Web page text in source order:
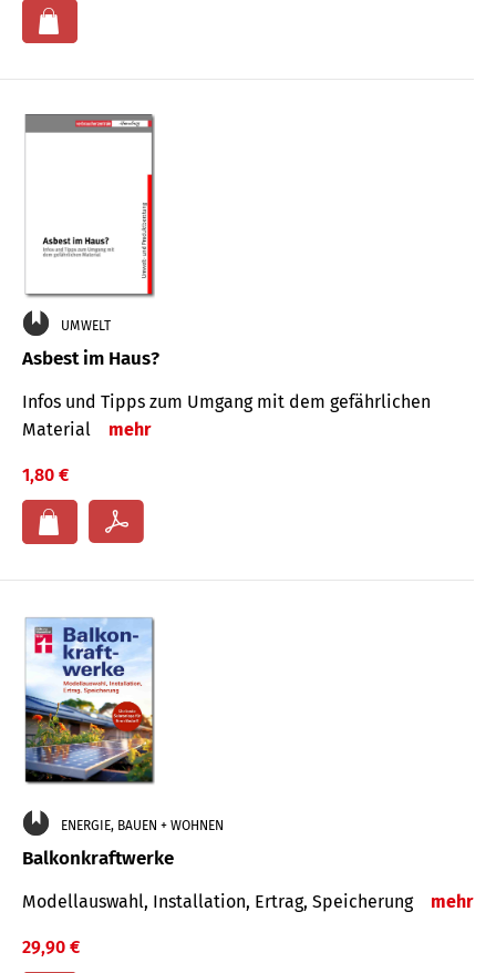
UMWELT
Asbest im Haus?
Infos und Tipps zum Um­gang mit dem ge­fähr­lichen
Mate­rial
mehr
1,80 €
ENERGIE, BAUEN + WOHNEN
Balkonkraftwerke
Modellauswahl, Installation, Ertrag, Speicherung mehr
29,90 €